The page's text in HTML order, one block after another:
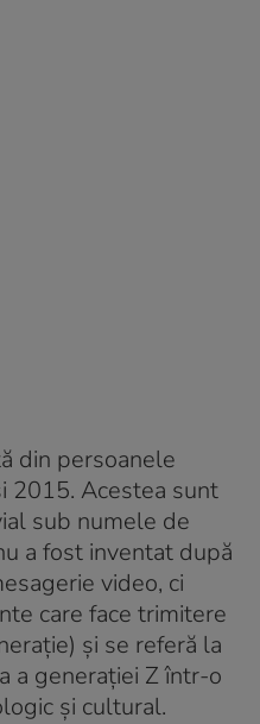
din persoanele
2015. Acestea sunt
sub numele de
a fost inventat după
video, ci
care face trimitere
și se referă la
a generației Z într-o
și cultural.